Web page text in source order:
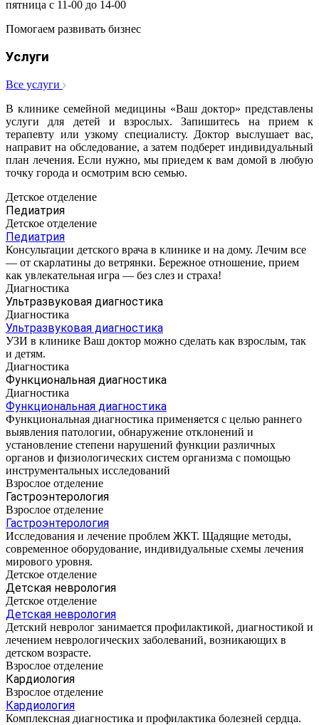
пятница с 11-00 до 14-00
Помогаем развивать бизнес
Услуги
Все услуги
В клинике семейной медицины «Ваш доктор» представлены
услуги для детей и взрослых. Запишитесь на прием к
терапевту или узкому специалисту. Доктор выслушает вас,
направит на обследование, а затем подберет индивидуальный
план лечения. Если нужно, мы приедем к вам домой в любую
точку города и осмотрим всю семью.
Детское отделение
Педиатрия
Детское отделение
Педиатрия
Консультации детского врача в клинике и на дому. Лечим все
— от скарлатины до ветрянки. Бережное отношение, прием
как увлекательная игра — без слез и страха!
Диагностика
Ультразвуковая диагностика
Диагностика
Ультразвуковая диагностика
УЗИ в клинике Ваш доктор можно сделать как взрослым, так
и детям.
Диагностика
Функциональная диагностика
Диагностика
Функциональная диагностика
Функциональная диагностика применяется с целью раннего
выявления патологии, обнаружение отклонений и
установление степени нарушений функции различных
органов и физиологических систем организма с помощью
инструментальных исследований
Взрослое отделение
Гастроэнтерология
Взрослое отделение
Гастроэнтерология
Исследования и лечение проблем ЖКТ. Щадящие методы,
современное оборудование, индивидуальные схемы лечения
мирового уровня.
Детское отделение
Детская неврология
Детское отделение
Детская неврология
Детский невролог занимается профилактикой, диагностикой и
лечением неврологических заболеваний, возникающих в
детском возрасте.
Взрослое отделение
Кардиология
Взрослое отделение
Кардиология
Комплексная диагностика и профилактика болезней сердца.